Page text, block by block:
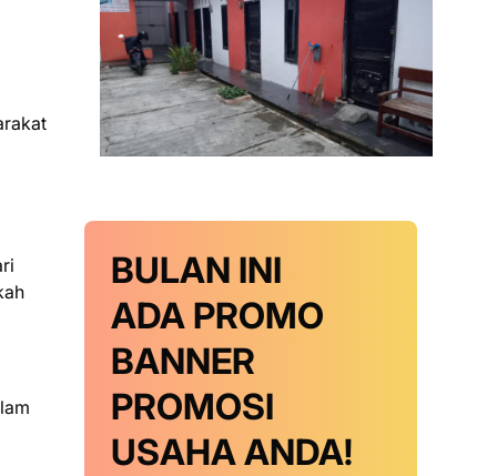
BULAN INI
ADA PROMO
BANNER
PROMOSI
USAHA ANDA!